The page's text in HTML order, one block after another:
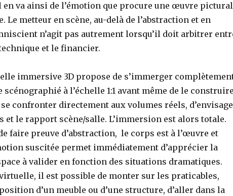
va ainsi de l’émotion que procure une œuvre
Le metteur en scène, au-delà de l’abstraction et en
n’agit pas autrement lorsqu’il doit arbitrer
et le financier.
immersive 3D propose de s’immerger
scénographié à l’échelle 1:1 avant même de le
confronter directement aux volumes réels,
et le rapport scène/salle. L’immersion est alors totale.
faire preuve d’abstraction, le corps est à l’œuvre et
suscitée permet immédiatement d’apprécier la
à valider en fonction des situations dramatiques.
il est possible de monter sur les praticables,
d’un meuble ou d’une structure, d’aller dans la